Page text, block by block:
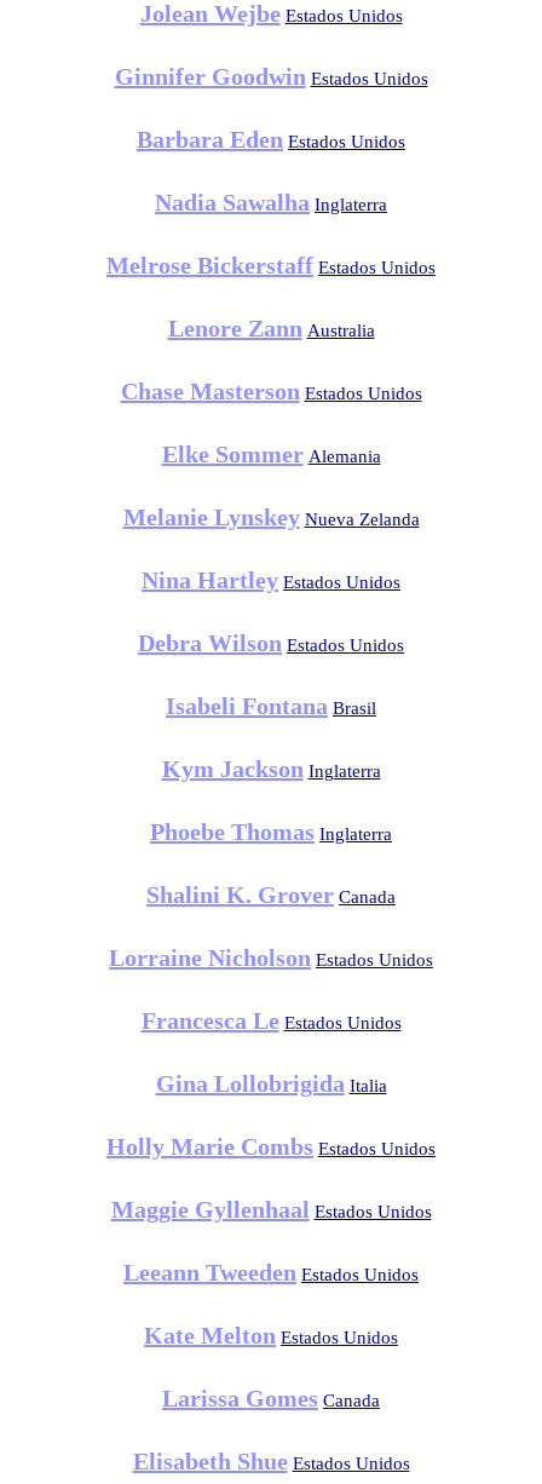
Jolean Wejbe Estados Unidos
Ginnifer Goodwin Estados Unidos
Barbara Eden Estados Unidos
Nadia Sawalha Inglaterra
Melrose Bickerstaff Estados Unidos
Lenore Zann Australia
Chase Masterson Estados Unidos
Elke Sommer Alemania
Melanie Lynskey Nueva Zelanda
Nina Hartley Estados Unidos
Debra Wilson Estados Unidos
Isabeli Fontana Brasil
Kym Jackson Inglaterra
Phoebe Thomas Inglaterra
Shalini K. Grover Canada
Lorraine Nicholson Estados Unidos
Francesca Le Estados Unidos
Gina Lollobrigida Italia
Holly Marie Combs Estados Unidos
Maggie Gyllenhaal Estados Unidos
Leeann Tweeden Estados Unidos
Kate Melton Estados Unidos
Larissa Gomes Canada
Elisabeth Shue Estados Unidos